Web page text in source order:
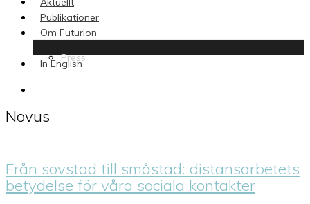
Publikationer
Om Futurion
Press
In English
Novus
Från sovstad till småstad: distansarbetets
betydelse för våra sociala kontakter